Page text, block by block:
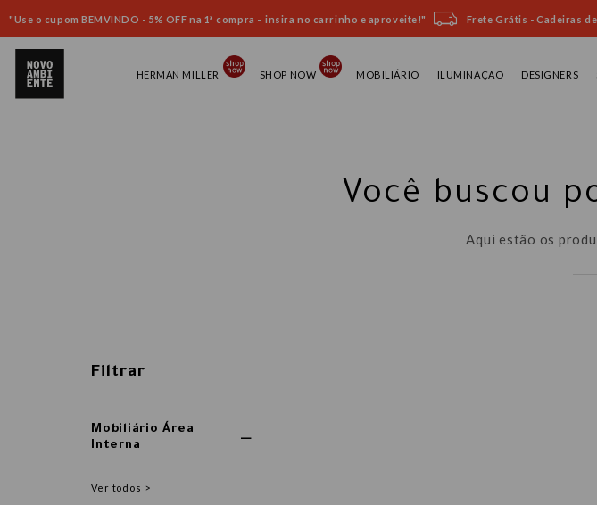
"Use o cupom BEMVINDO - 5% OFF na 1ª compra – insira no carrinho e aproveite!" Frete Grátis - Cadeiras
HERMAN MILLER SHOP NOW MOBILIÁRIO ILUMINAÇÃO DESIGNERS
Você buscou
Aqui estão os
Filtrar
Mobiliário Área
Interna
Ver todos >